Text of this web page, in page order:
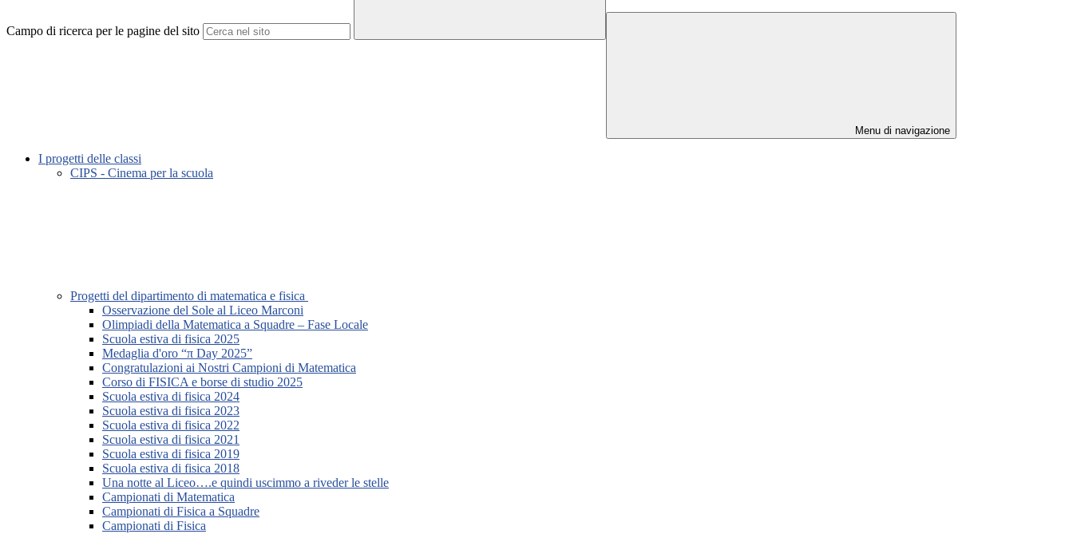
Campo di ricerca per le pagine del sito
Menu di navigazione
I progetti delle classi
CIPS - Cinema per la scuola
Progetti del dipartimento di matematica e fisica
Osservazione del Sole al Liceo Marconi
Olimpiadi della Matematica a Squadre – Fase Locale
Scuola estiva di fisica 2025
Medaglia d'oro “π Day 2025”
Congratulazioni ai Nostri Campioni di Matematica
Corso di FISICA e borse di studio 2025
Scuola estiva di fisica 2024
Scuola estiva di fisica 2023
Scuola estiva di fisica 2022
Scuola estiva di fisica 2021
Scuola estiva di fisica 2019
Scuola estiva di fisica 2018
Una notte al Liceo….e quindi uscimmo a riveder le stelle
Campionati di Matematica
Campionati di Fisica a Squadre
Campionati di Fisica